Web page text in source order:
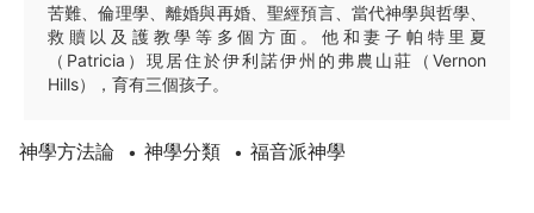
苦難、倫理學、離婚與再婚、聖經預言、當代神學與哲學、
救贖以及護教學等多個方面。他和妻子帕特里夏
（Patricia）現居住於伊利諾伊州的弗農山莊（Vernon
Hills），育有三個孩子。
神學方法論 • 神學分類 • 福音派神學